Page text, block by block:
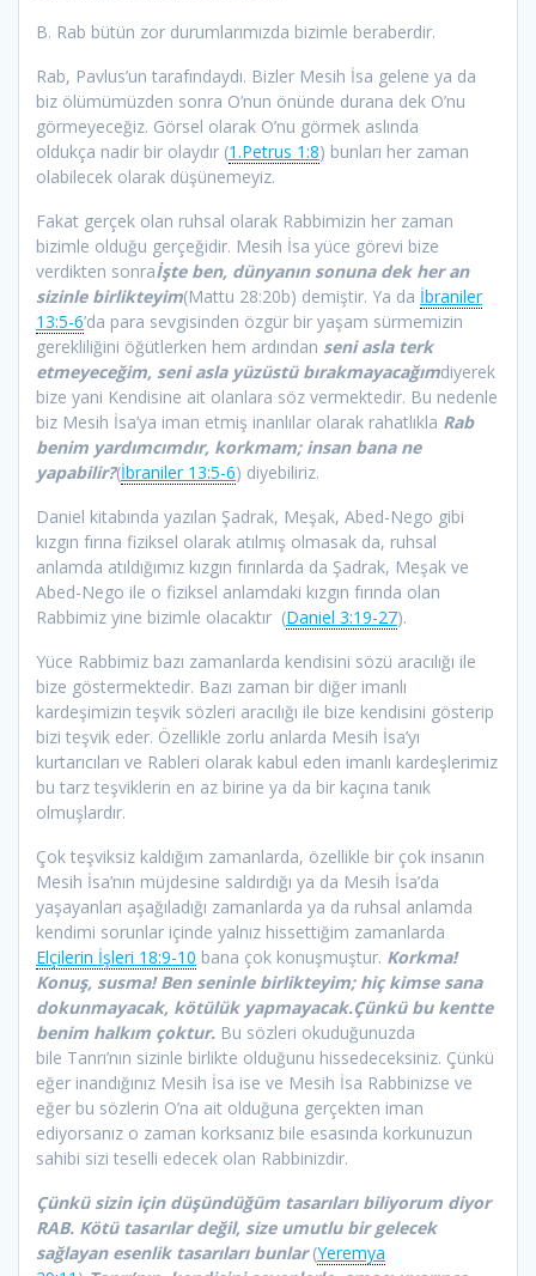
B. Rab bütün zor durumlarımızda bizimle beraberdir.
Rab, Pavlus’un tarafındaydı. Bizler Mesih İsa gelene ya da
biz ölümümüzden sonra O’nun önünde durana dek O’nu
görmeyeceğiz. Görsel olarak O’nu görmek aslında
oldukça nadir bir olaydır (1.Petrus 1:8) bunları her zaman
olabilecek olarak düşünemeyiz.
Fakat gerçek olan ruhsal olarak Rabbimizin her zaman
bizimle olduğu gerçeğidir. Mesih İsa yüce görevi bize
verdikten sonraİşte ben, dünyanın sonuna dek her an
sizinle birlikteyim(Mattu 28:20b) demiştir. Ya da İbraniler
13:5-6’da para sevgisinden özgür bir yaşam sürmemizin
gerekliliğini öğütlerken hem ardından seni asla terk
etmeyeceğim, seni asla yüzüstü bırakmayacağımdiyerek
bize yani Kendisine ait olanlara söz vermektedir. Bu nedenle
biz Mesih İsa’ya iman etmiş inanlılar olarak rahatlıkla Rab
benim yardımcımdır, korkmam; insan bana ne
yapabilir?(İbraniler 13:5-6) diyebiliriz.
Daniel kitabında yazılan Şadrak, Meşak, Abed-Nego gibi
kızgın fırına fiziksel olarak atılmış olmasak da, ruhsal
anlamda atıldığımız kızgın fırınlarda da Şadrak, Meşak ve
Abed-Nego ile o fiziksel anlamdaki kızgın fırında olan
Rabbimiz yine bizimle olacaktır (Daniel 3:19-27).
Yüce Rabbimiz bazı zamanlarda kendisini sözü aracılığı ile
bize göstermektedir. Bazı zaman bir diğer imanlı
kardeşimizin teşvik sözleri aracılığı ile bize kendisini gösterip
bizi teşvik eder. Özellikle zorlu anlarda Mesih İsa’yı
kurtarıcıları ve Rableri olarak kabul eden imanlı kardeşlerimiz
bu tarz teşviklerin en az birine ya da bir kaçına tanık
olmuşlardır.
Çok teşviksiz kaldığım zamanlarda, özellikle bir çok insanın
Mesih İsa’nın müjdesine saldırdığı ya da Mesih İsa’da
yaşayanları aşağıladığı zamanlarda ya da ruhsal anlamda
kendimi sorunlar içinde yalnız hissettiğim zamanlarda
Elçilerin İşleri 18:9-10 bana çok konuşmuştur. Korkma!
Konuş, susma! Ben seninle birlikteyim; hiç kimse sana
dokunmayacak, kötülük yapmayacak.Çünkü bu kentte
benim halkım çoktur. Bu sözleri okuduğunuzda
bile Tanrı’nın sizinle birlikte olduğunu hissedeceksiniz. Çünkü
eğer inandığınız Mesih İsa ise ve Mesih İsa Rabbinizse ve
eğer bu sözlerin O’na ait olduğuna gerçekten iman
ediyorsanız o zaman korksanız bile esasında korkunuzun
sahibi sizi teselli edecek olan Rabbinizdir.
Çünkü sizin için düşündüğüm tasarıları biliyorum diyor
RAB. Kötü tasarılar değil, size umutlu bir gelecek
sağlayan esenlik tasarıları bunlar(Yeremya